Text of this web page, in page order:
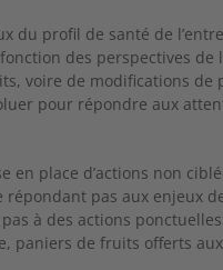
du profil de santé de
des perspectives
voire de modifications de
pour répondre aux
en place d’actions non
pas aux enjeux
à des actions
paniers de fruits offerts